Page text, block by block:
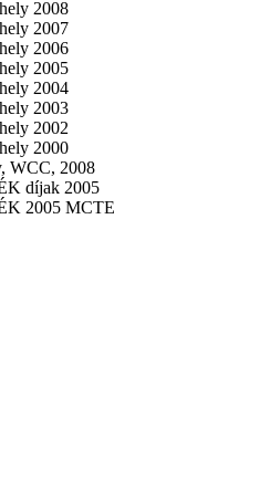
2008
2007
2006
2005
2004
2003
2002
2000
WCC, 2008
díjak 2005
2005 MCTE